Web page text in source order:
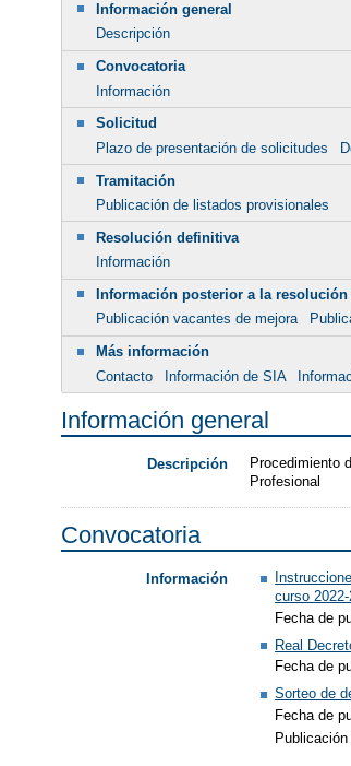
Información general
Descripción
Convocatoria
Información
Solicitud
Plazo de presentación de solicitudes
Tramitación
Publicación de listados provisionales
Resolución definitiva
Información
Información posterior a la
Publicación vacantes de mejora
Más información
Contacto
Información de SIA
Información general
Descripción
Procedimiento
Profesional
Convocatoria
Información
curso
Fecha de
Real
Fecha de
Sorteo de
Fecha de